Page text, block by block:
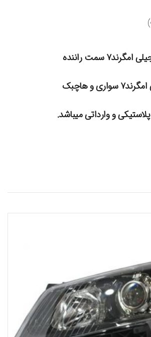
سمت راننده
و هاچبک
و وارداتی میباشد.